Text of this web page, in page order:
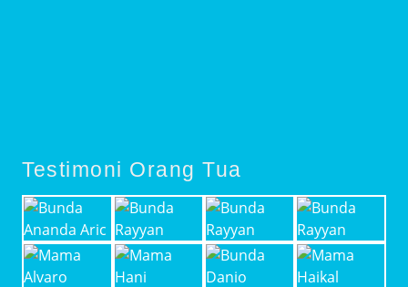
Testimoni Orang Tua